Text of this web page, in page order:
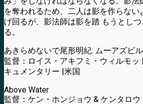
を奪われるため、二人は影を作らない
げ回るが、影法師は影を踏 もうとし
る。
あきらめないで尾形明紀: ムーアズビ
監督：ロイス・アキフミ・ウィルモッ
キュメンタリー |米国
Above Water
監督：ケン・ホンジョウ & ケンタロ